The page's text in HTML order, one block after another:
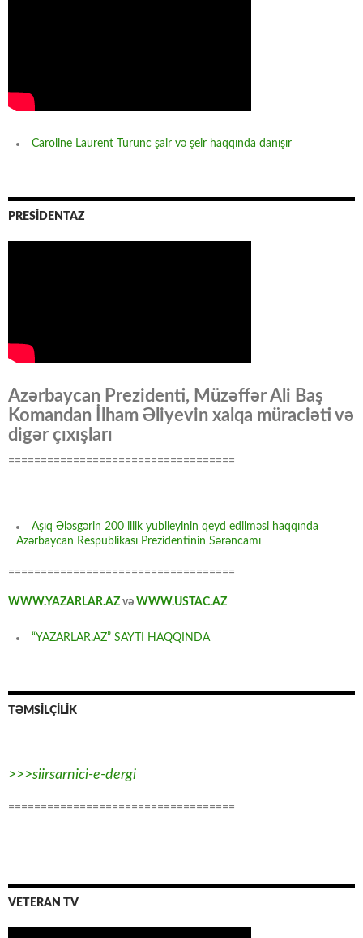
Caroline Laurent Turunc şair və şeir haqqında danışır
PRESİDENTAZ
Azərbaycan Prezidenti, Müzəffər Ali Baş
Komandan İlham Əliyevin xalqa müraciəti və
digər çıxışları
===================================
Aşıq Ələsgərin 200 illik yubileyinin qeyd edilməsi haqqında
Azərbaycan Respublikası Prezidentinin Sərəncamı
===================================
WWW.YAZARLAR.AZ və WWW.USTAC.AZ
“YAZARLAR.AZ” SAYTI HAQQINDA
TƏMSİLÇİLİK
>>>siirsarnici-e-dergi
===================================
VETERAN TV